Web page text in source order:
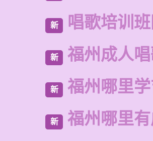
新 唱歌培训
新 福州成人
新 福州哪里
新 福州哪里